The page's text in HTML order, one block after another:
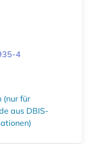
4
(nur für
aus DBIS-